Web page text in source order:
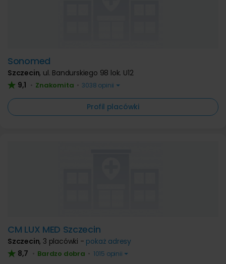
Sonomed
Szczecin, ul. Bandurskiego 98 lok. U12
9,1 • Znakomita • 3038 opinii
Profil placówki
CM LUX MED Szczecin
Szczecin,3 placówki - pokaż adresy
8,7 • Bardzo dobra • 1015 opinii